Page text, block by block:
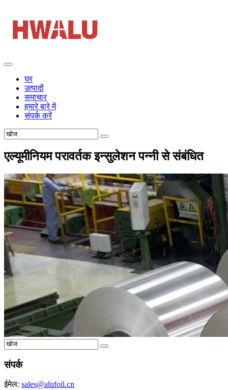
घर
उत्पादों
समाचार
हमारे बारे में
संपर्क करें
एल्यूमीनियम परावर्तक इन्सुलेशन पन्नी से संबंधित
संपर्क
ईमेल: sales@alufoil.cn